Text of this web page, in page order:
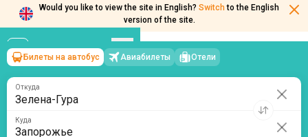
Would you like to view the site in English? Switch to the English
version of the site.
Зелена-Гура→Запорожье
пн, 10 августа/1 пассажир
Билеты на автобус Авиабилеты Отели
Откуда
Куда